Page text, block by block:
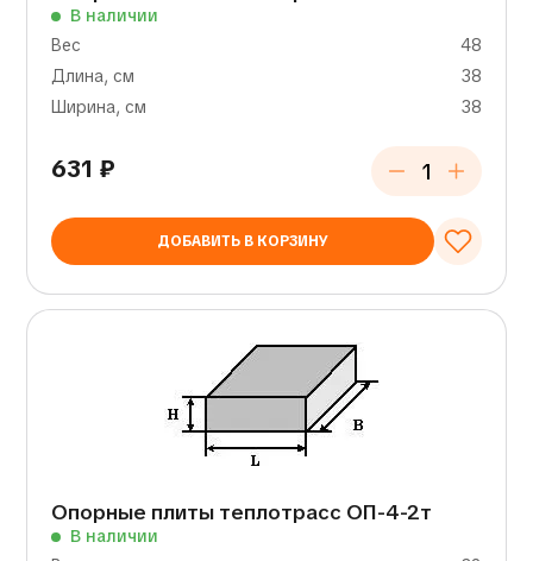
В наличии
Вес
48
Длина, см
38
Ширина, см
38
631 ₽
ДОБАВИТЬ В КОРЗИНУ
Опорные плиты теплотрасс ОП-4-2т
В наличии